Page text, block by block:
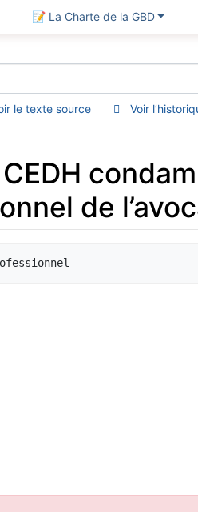
📝 La Charte de la GBD
le texte source Voir
de